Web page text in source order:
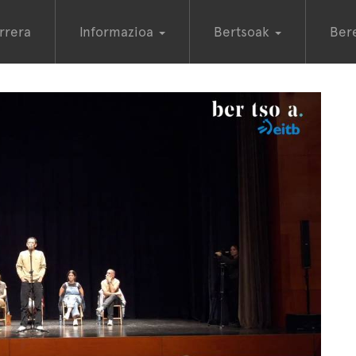
Informazioa Bertsoak